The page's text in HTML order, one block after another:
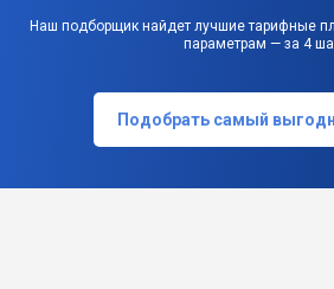
Наш подборщик найдет лучшие тарифные
параметрам — за 4
Подобрать самый